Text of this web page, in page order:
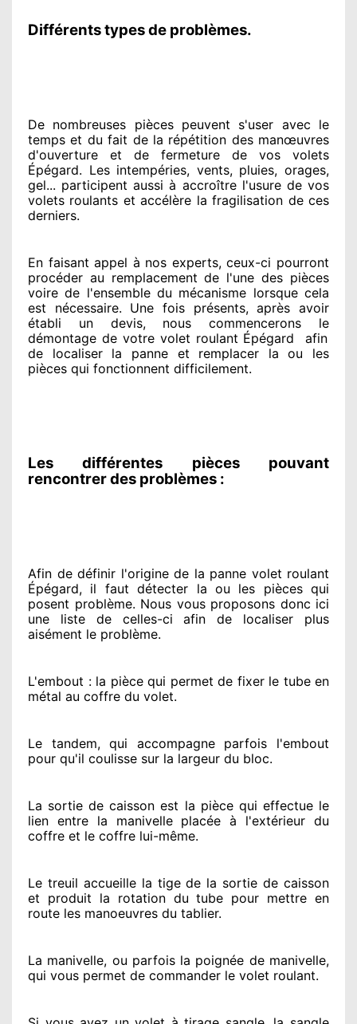
Différents types de problèmes.
De nombreuses pièces peuvent s'user avec le
temps et du fait de la répétition des manœuvres
d'ouverture et de fermeture de vos volets
Épégard. Les intempéries, vents, pluies, orages,
gel... participent aussi à accroîtrel'usure de vos
volets roulants et accélère la fragilisation de ces
derniers.
En faisant appel à nos experts, ceux-ci pourront
procéder au remplacement de l'une des pièces
voire de l'ensembledu mécanisme lorsque cela
est nécessaire. Une fois présents, après avoir
établi un devis, nous commencerons le
démontage de votre volet roulant Épégard
afin
de localiser la panne et remplacer la ou les
pièces qui fonctionnent difficilement.
Les différentes pièces pouvant
rencontrer des problèmes :
Afin de définir l'originede la panne volet roulant
Épégard, il faut détecter la ou les pièces qui
posent problème. Nous vous proposons donc ici
une liste de celles-ci afin de localiser plus
aisément le problème.
L'embout : la pièce qui permet de fixer le tube en
métal au coffre du volet.
Le tandem, qui accompagne parfois l'embout
pour qu'il coulisse sur la largeur du bloc.
La sortie de caisson est la pièce qui effectuele
lien entre la manivelle placée à l'extérieur du
coffre et le coffre lui-même.
Le treuil accueille la tige de la sortie de caisson
et produit la rotation du tube pour mettre en
route les manoeuvres du tablier.
La manivelle, ou parfois la poignée de manivelle,
qui vous permet de commander le volet roulant.